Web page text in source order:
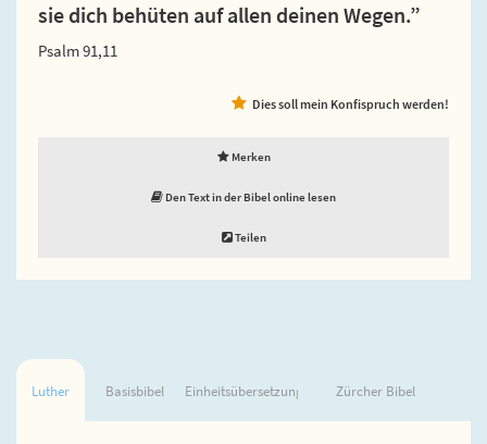
sie dich behüten auf allen deinen Wegen.”
Psalm 91,11
Dies soll mein Konfispruch werden!
Merken
Den Text in der Bibel online lesen
Teilen
Luther Basisbibel Einheitsübersetzung Zürcher Bibel